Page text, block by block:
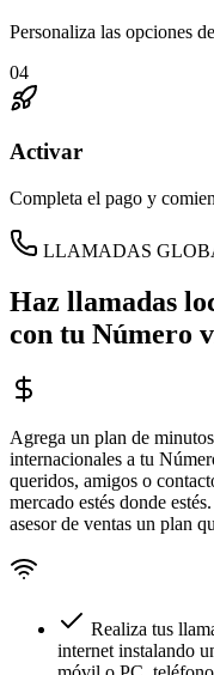
Personaliza las opciones
04
Activar
Completa el pago y
LLAMADAS
Haz llamadas
con tu Número
Agrega un plan de
internacionales a tu
queridos, amigos o
mercado estés donde
asesor de ventas un plan
Realiza tus
internet instalando